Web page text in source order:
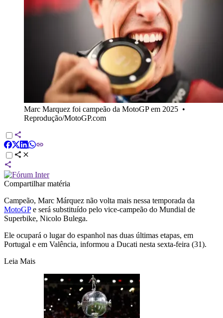
Marc Marquez foi campeão da MotoGP em 2025 •
Reprodução/MotoGP.com
Compartilhar matéria
Campeão, Marc Márquez não volta mais nessa temporada da
MotoGPe será substituído pelo vice-campeão do Mundial de
Superbike, Nicolo Bulega.
Ele ocupará o lugar do espanhol nas duas últimas etapas, em
Portugal e em Valência, informou a Ducati nesta sexta-feira (31).
Leia Mais